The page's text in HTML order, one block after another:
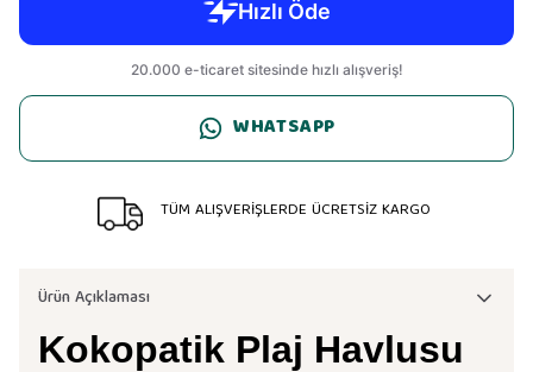
WHATSAPP
TÜM ALIŞVERİŞLERDE ÜCRETSİZ KARGO
Ürün Açıklaması
Kokopatik Plaj Havlusu